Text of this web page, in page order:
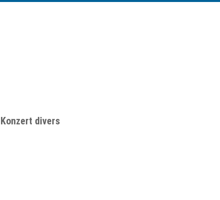
Konzert divers